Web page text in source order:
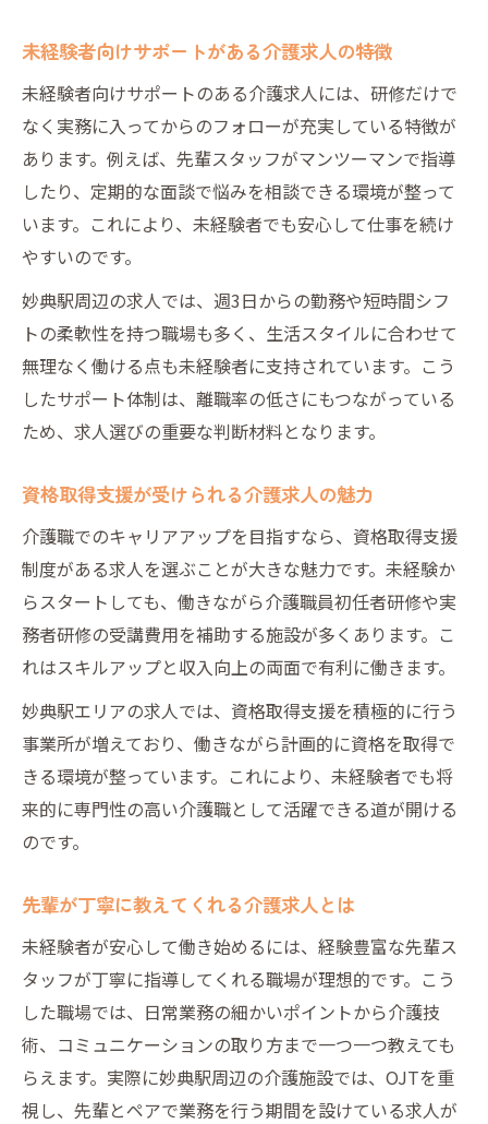
未経験者向けサポートがある介護求人の特徴
未経験者向けサポートのある介護求人には、研修だけで
なく実務に入ってからのフォローが充実している特徴が
あります。例えば、先輩スタッフがマンツーマンで指導
したり、定期的な面談で悩みを相談できる環境が整って
います。これにより、未経験者でも安心して仕事を続け
やすいのです。
妙典駅周辺の求人では、週3日からの勤務や短時間シフ
トの柔軟性を持つ職場も多く、生活スタイルに合わせて
無理なく働ける点も未経験者に支持されています。こう
したサポート体制は、離職率の低さにもつながっている
ため、求人選びの重要な判断材料となります。
資格取得支援が受けられる介護求人の魅力
介護職でのキャリアアップを目指すなら、資格取得支援
制度がある求人を選ぶことが大きな魅力です。未経験か
らスタートしても、働きながら介護職員初任者研修や実
務者研修の受講費用を補助する施設が多くあります。こ
れはスキルアップと収入向上の両面で有利に働きます。
妙典駅エリアの求人では、資格取得支援を積極的に行う
事業所が増えており、働きながら計画的に資格を取得で
きる環境が整っています。これにより、未経験者でも将
来的に専門性の高い介護職として活躍できる道が開ける
のです。
先輩が丁寧に教えてくれる介護求人とは
未経験者が安心して働き始めるには、経験豊富な先輩ス
タッフが丁寧に指導してくれる職場が理想的です。こう
した職場では、日常業務の細かいポイントから介護技
術、コミュニケーションの取り方まで一つ一つ教えても
らえます。実際に妙典駅周辺の介護施設では、OJTを重
視し、先輩とペアで業務を行う期間を設けている求人が